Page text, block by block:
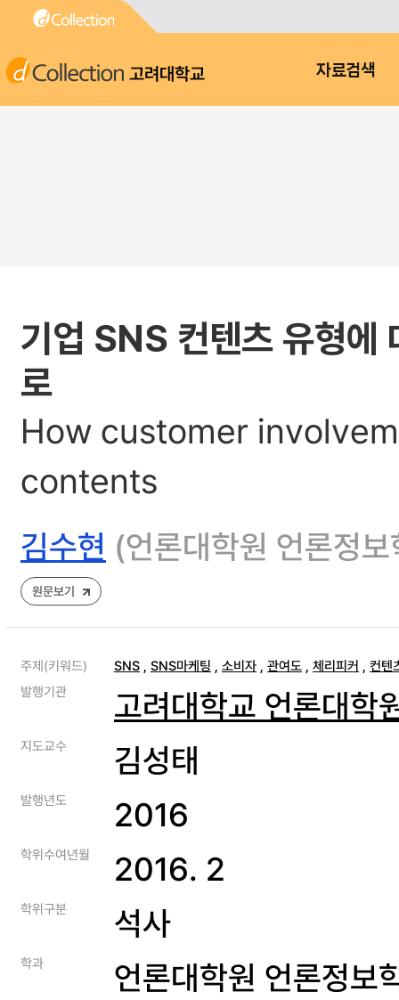
고려대학교 자료검색
기업 SNS 컨텐츠 유형에
로
How customer
contents
김수현 (언론대학원 언론정
원문보기
주제(키워드) SNS , SNS마케팅 , 소비자 , 관여도 , 체리피커 , 컨텐
발행기관
고려대학교 언론대학
지도교수 김성태
발행년도 2016
학위수여년월 2016. 2
학위구분 석사
학과 언론대학원 언론정보